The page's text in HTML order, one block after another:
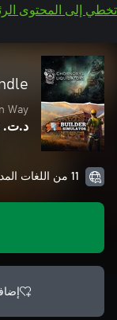
تخطي إلى المحتوى
Way
د.ت.‏ 104,400
11 من اللغات المدعمة